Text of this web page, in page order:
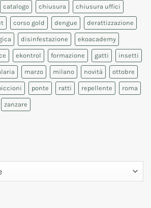
catalogo chiusura chiusura uffici
corso gold dengue derattizzazione
disinfestazione ekoacademy
ekontrol formazione gatti insetti
marzo milano novità ottobre
ponte ratti repellente roma
zanzare